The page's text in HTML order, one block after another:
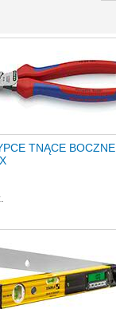
TNĄCE BOCZNE